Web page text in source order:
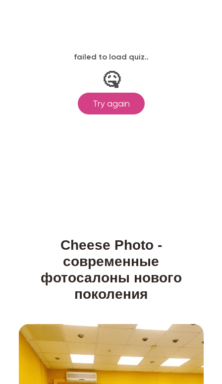
Cheese Photo -
современные
фотосалоны нового
поколения